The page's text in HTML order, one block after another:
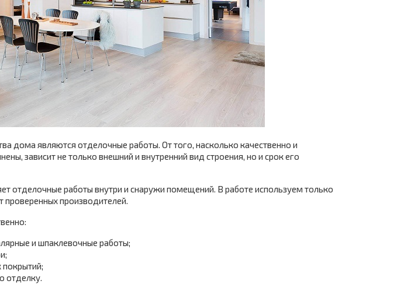
дома являются отделочные работы. От того, насколько качественно и
зависит не только внешний и внутренний вид строения, но и срок его
отделочные работы внутри и снаружи помещений. В работе используем только
производителей.
и шпаклевочные работы;
отделку.